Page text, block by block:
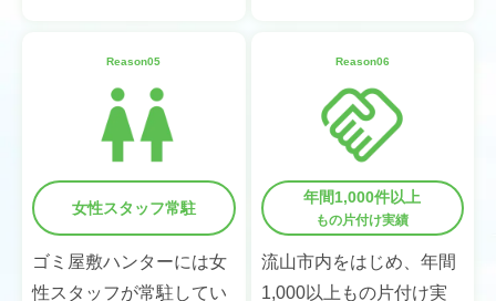
Reason05
女性スタッフ常駐
ゴミ屋敷ハンターには女
性スタッフが常駐してい
Reason06
年間1,000件以上
もの片付け実績
流山市内をはじめ、年間
1,000以上もの片付け実